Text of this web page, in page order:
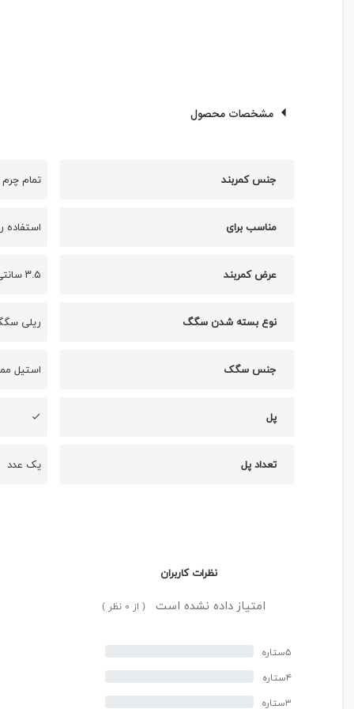
مشخصات محصول
جنس کمربند تمام
مناسب برای استفاده
عرض کمربند ۳.۵ سانتی متر
نوع بسته شدن سگگ ریلی
جنس سگک استیل
پل
تعداد پل یک عدد
نظرات کاربران
امتیاز داده نشده است ( از ۰ نظر )
۵ستاره
۴ستاره
۳ستاره